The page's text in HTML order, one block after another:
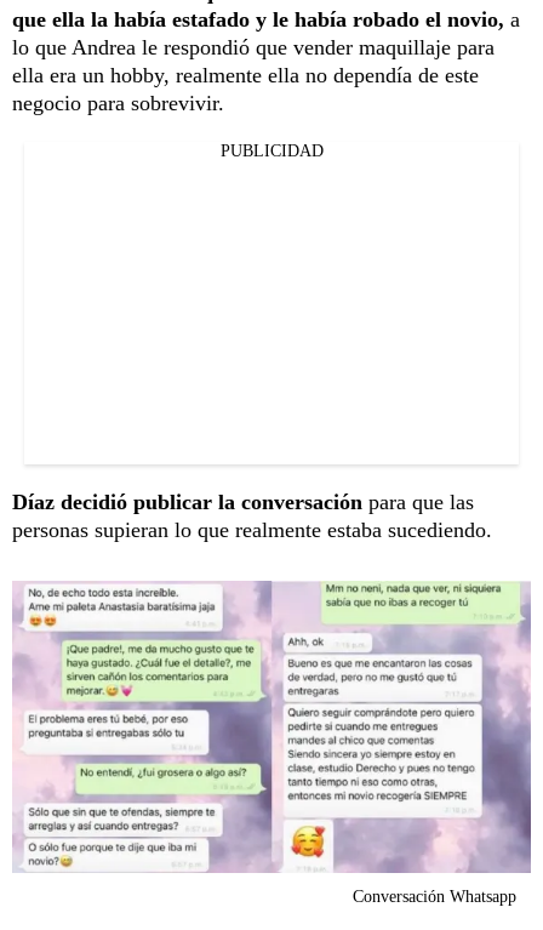
que ella la había estafado y le había robado el novio, a
lo que Andrea le respondió que vender maquillaje para
ella era un hobby, realmente ella no dependía de este
negocio para sobrevivir.
PUBLICIDAD
Díaz decidió publicar la conversación para que las
personas supieran lo que realmente estaba sucediendo.
Conversación Whatsapp